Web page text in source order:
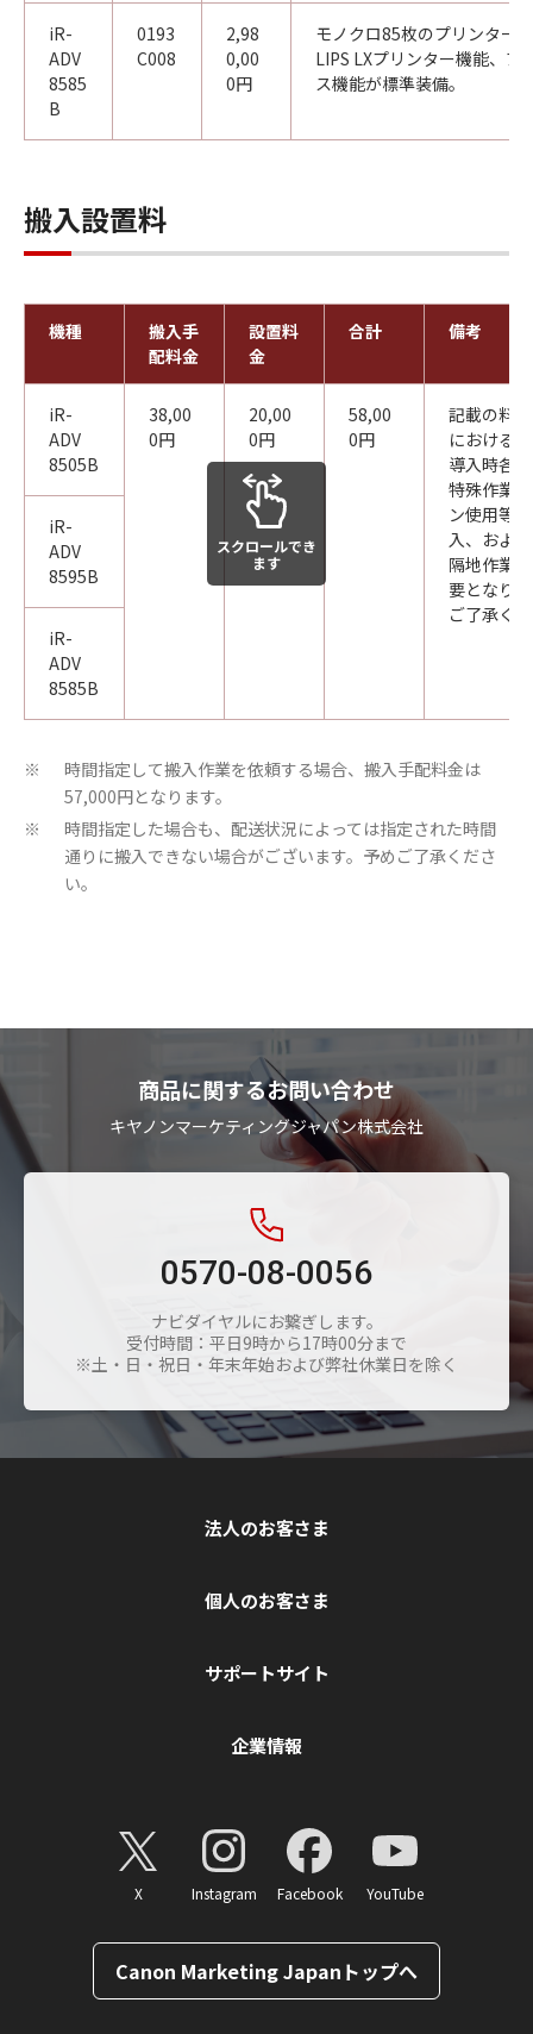
iR-
ADV
8585
B
0193
C008
2,98
0,00
0円
モノクロ85枚のプリンター
LIPS LXプリンター機能、ア
ス機能が標準装備。
搬入設置料
機種
搬入手
配料金
設置料
金
合計 備考
iR-
ADV
8505B
38,00
0円
20,00
0円
58,00
0円
記載の料
における
導入時各
特殊作業
ン使用等
入、およ
隔地作業
要となり
ご了承く
iR-
ADV
8595B
iR-
ADV
8585B
スクロールでき
ます
※
時間指定して搬入作業を依頼する場合、搬入手配料金は
57,000円となります。
※
時間指定した場合も、配送状況によっては指定された時間
通りに搬入できない場合がございます。予めご了承くださ
い。
商品に関するお問い合わせ
キヤノンマーケティングジャパン株式会社
0570-08-0056
ナビダイヤルにお繋ぎします。
受付時間：平日9時から17時00分まで
※土・日・祝日・年末年始および弊社休業日を除く
法人のお客さま
個人のお客さま
サポートサイト
企業情報
X Instagram Facebook YouTube
Canon Marketing Japanトップへ